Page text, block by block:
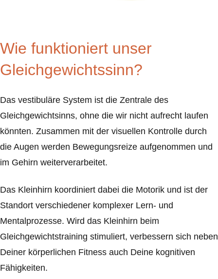
Wie funktioniert unser
Gleichgewichtssinn?
Das vestibuläre System ist die Zentrale des
Gleichgewichtsinns, ohne die wir nicht aufrecht laufen
könnten. Zusammen mit der visuellen Kontrolle durch
die Augen werden Bewegungsreize aufgenommen und
im Gehirn weiterverarbeitet.
Das Kleinhirn koordiniert dabei die Motorik und ist der
Standort verschiedener komplexer Lern- und
Mentalprozesse. Wird das Kleinhirn beim
Gleichgewichtstraining stimuliert, verbessern sich neben
Deiner körperlichen Fitness auch Deine kognitiven
Fähigkeiten.